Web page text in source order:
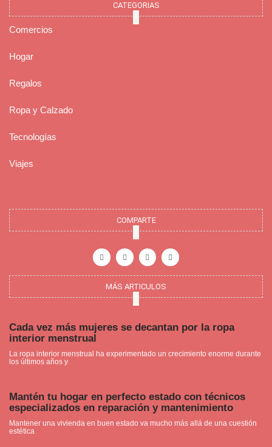
CATEGORIAS
Comercios
Hogar
Regalos
Ropa y Calzado
Tecnologías
Viajes
COMPARTE
a
c
e
o
-
n
s
t
g
r
m
i
n
t
r
e
t
o
u
t
b
MÁS ARTICULOS
Cada vez más mujeres se decantan por la ropa
interior menstrual
La ropa interior menstrual ha experimentado un crecimiento enorme durante
los últimos años y
Mantén tu hogar en perfecto estado con técnicos
especializados en reparación y mantenimiento
Mantener una vivienda en buen estado va mucho más allá de una cuestión
estética